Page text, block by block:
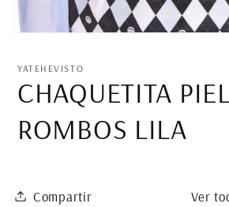
1
en
una
modal
YATEHEVISTO
CHAQUETITA
ROMBOS LILA
Compartir Ver